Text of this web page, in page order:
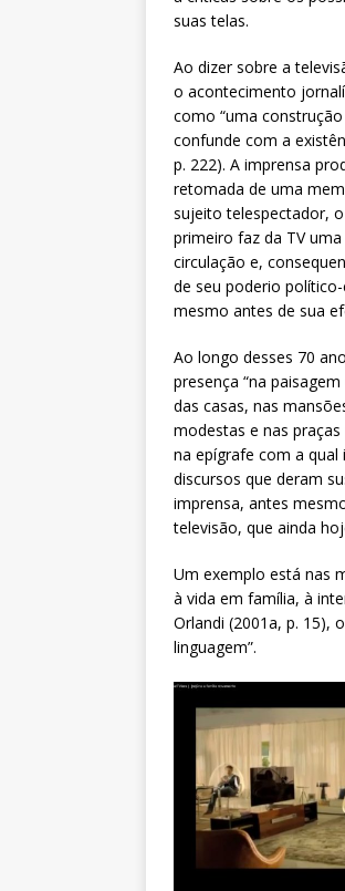
suas telas.
Ao dizer sobre a
o acontecimento
como “uma
confunde com a
p. 222). A imprensa
retomada de uma
sujeito telespectador,
primeiro faz da TV
circulação e,
de seu poderio
mesmo antes de sua
Ao longo desses 70
presença “na
das casas, nas
modestas e nas
na epígrafe com a
discursos que deram
imprensa, antes
televisão, que ainda
Um exemplo está nas
à vida em família, à
Orlandi (2001a, p. 15),
linguagem”.